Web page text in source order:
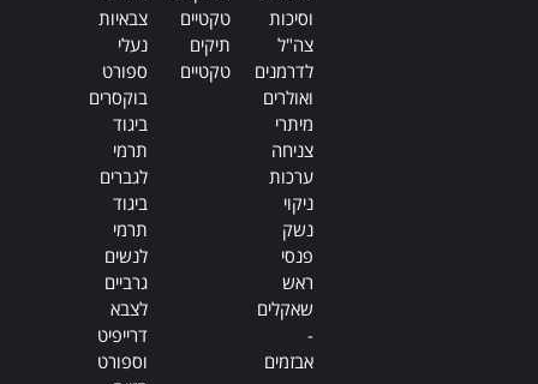
וסיכות
צה"ל
לדרמנים
ואולרים
מיתרי
צניחה
ערכות
ניקוי
נשק
פנסי
ראש
שאקלים
-
אבזמים
טקטיים
תיקים
טקטיים
צבאיות
נעלי
ספורט
בוקסרים
ביגוד
תרמי
לגברים
ביגוד
תרמי
לנשים
גרביים
לצבא
דרייפיט
וספורט